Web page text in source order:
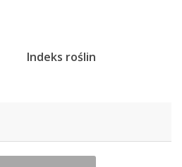
Indeks roślin